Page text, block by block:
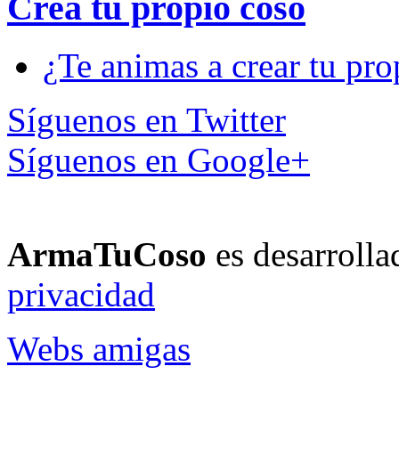
¿Te animas a crear tu
Síguenos en Twitter
Síguenos en Google+
ArmaTuCoso es
privacidad
Webs amigas